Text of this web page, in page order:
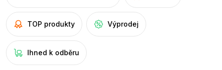
TOP produkty Výprodej
Ihned k odběru